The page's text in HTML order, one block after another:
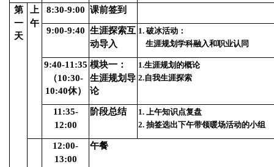
第
一
天
上
午
8:30-9:00 课前签到
9:00-9:40 生涯探索互
动导入
1. 破冰活动：
生涯规划学科融入和职业认同
9:40-11:35
（10:30-
10:40休）
模块一：
生涯规划导
论
1.生涯规划的概论
2.自我生涯探索
11:35-
12:00
阶段总结 1.
上午知识点复盘
2. 抽签选出下午带领暖场活动的小组
12:00-
13:00
午餐